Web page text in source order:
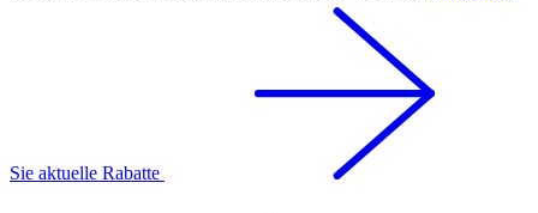
Sie aktuelle Rabatte